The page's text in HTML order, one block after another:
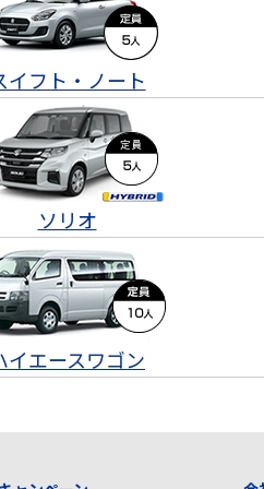
イフト・ノート
ソリオ
イエースワゴン